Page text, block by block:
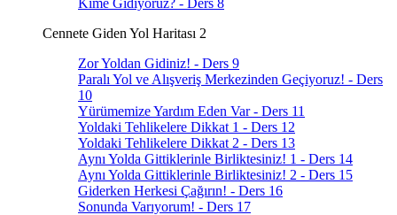
Kime Gidiyoruz? - Ders 8
Cennete Giden Yol Haritası 2
Zor Yoldan Gidiniz! - Ders 9
Paralı Yol ve Alışveriş Merkezinden Geçiyoruz! - Ders
10
Yürümemize Yardım Eden Var - Ders 11
Yoldaki Tehlikelere Dikkat 1 - Ders 12
Yoldaki Tehlikelere Dikkat 2 - Ders 13
Aynı Yolda Gittiklerinle Birliktesiniz! 1 - Ders 14
Aynı Yolda Gittiklerinle Birliktesiniz! 2 - Ders 15
Giderken Herkesi Çağırın! - Ders 16
Sonunda Varıyorum! - Ders 17